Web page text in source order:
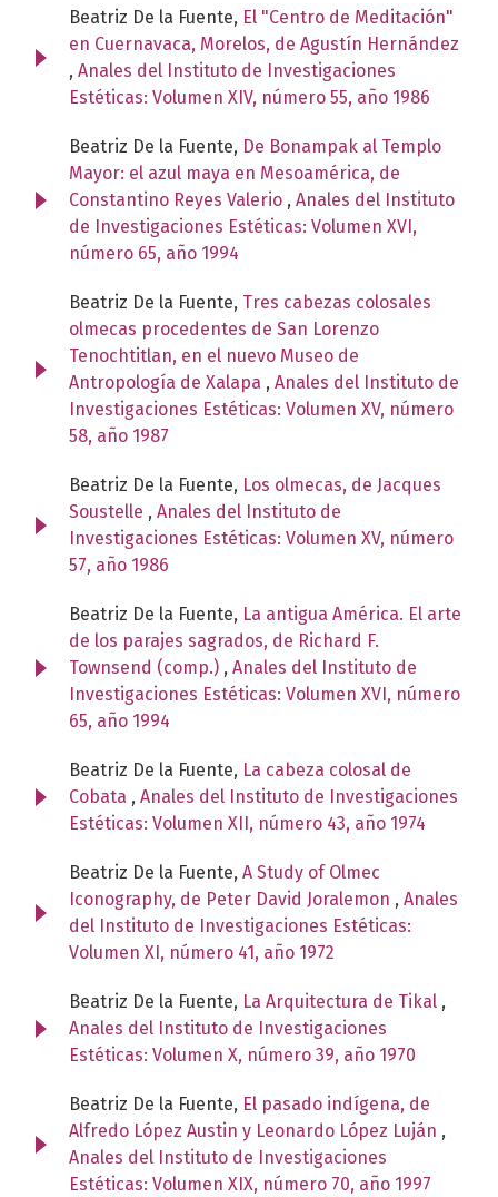
Beatriz De la Fuente, El "Centro de Meditación"
en Cuernavaca, Morelos, de Agustín Hernández
, Anales del Instituto de Investigaciones
Estéticas: Volumen XIV, número 55, año 1986
Beatriz De la Fuente, De Bonampak al Templo
Mayor: el azul maya en Mesoamérica, de
Constantino Reyes Valerio , Anales del Instituto
de Investigaciones Estéticas: Volumen XVI,
número 65, año 1994
Beatriz De la Fuente, Tres cabezas colosales
olmecas procedentes de San Lorenzo
Tenochtitlan, en el nuevo Museo de
Antropología de Xalapa , Anales del Instituto de
Investigaciones Estéticas: Volumen XV, número
58, año 1987
Beatriz De la Fuente, Los olmecas, de Jacques
Soustelle , Anales del Instituto de
Investigaciones Estéticas: Volumen XV, número
57, año 1986
Beatriz De la Fuente, La antigua América. El arte
de los parajes sagrados, de Richard F.
Townsend (comp.) , Anales del Instituto de
Investigaciones Estéticas: Volumen XVI, número
65, año 1994
Beatriz De la Fuente, La cabeza colosal de
Cobata , Anales del Instituto de Investigaciones
Estéticas: Volumen XII, número 43, año 1974
Beatriz De la Fuente, A Study of Olmec
Iconography, de Peter David Joralemon , Anales
del Instituto de Investigaciones Estéticas:
Volumen XI, número 41, año 1972
Beatriz De la Fuente, La Arquitectura de Tikal ,
Anales del Instituto de Investigaciones
Estéticas: Volumen X, número 39, año 1970
Beatriz De la Fuente, El pasado indígena, de
Alfredo López Austin y Leonardo López Luján ,
Anales del Instituto de Investigaciones
Estéticas: Volumen XIX, número 70, año 1997